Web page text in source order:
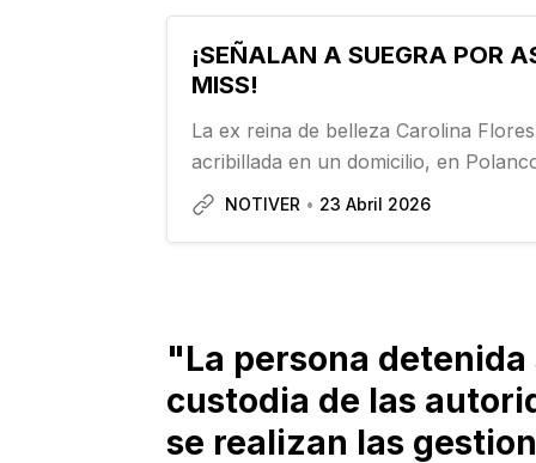
¡SEÑALAN A SUEGRA POR
MISS!
La ex reina de belleza Carolina
acribillada en un domicilio, en
Sección, Alcaldía Miguel Hidalgo, sin
asesinato fue denunciado un día
NOTIVER 23 Abril 2026
"La persona
custodia de las
se realizan las